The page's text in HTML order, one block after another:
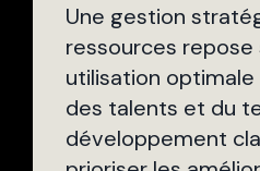
Une gestion
ressources repose
utilisation
des talents et du
développement